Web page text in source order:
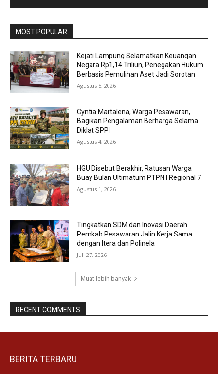
MOST POPULAR
Kejati Lampung Selamatkan Keuangan
Negara Rp1,14 Triliun, Penegakan Hukum
Berbasis Pemulihan Aset Jadi Sorotan
Agustus 5, 2026
Cyntia Martalena, Warga Pesawaran,
Bagikan Pengalaman Berharga Selama
Diklat SPPI
Agustus 4, 2026
HGU Disebut Berakhir, Ratusan Warga
Buay Bulan Ultimatum PTPN I Regional 7
Agustus 1, 2026
Tingkatkan SDM dan Inovasi Daerah
Pemkab Pesawaran Jalin Kerja Sama
dengan Itera dan Polinela
Juli 27, 2026
Muat lebih banyak
RECENT COMMENTS
BERITA TERBARU